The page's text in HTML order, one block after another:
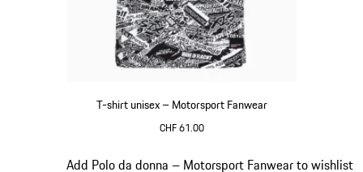
T-shirt unisex – Motorsport Fanwear
CHF 61.00
Add Polo da donna – Motorsport Fanwear to wishlist
Diapositiva 18 di 20